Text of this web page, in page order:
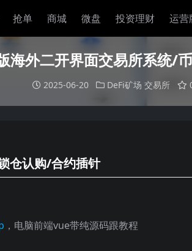
抢单 商城 微盘 投资理财 运营
海外二开界面交易所系统
2025-06-20 DeFi矿场 交易所
仓认购/合约插针
，电脑前端vue带纯源码跟教程